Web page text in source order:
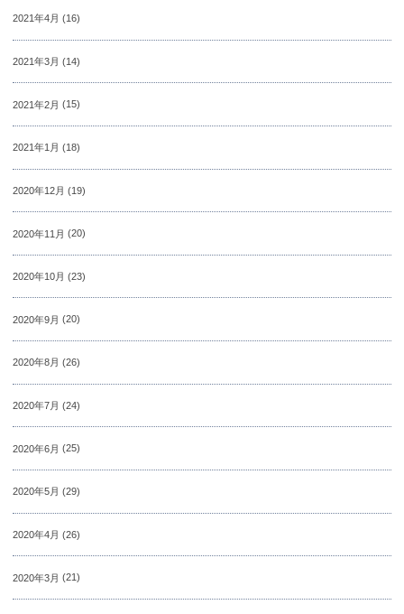
2021年4月 (16)
2021年3月 (14)
2021年2月 (15)
2021年1月 (18)
2020年12月 (19)
2020年11月 (20)
2020年10月 (23)
2020年9月 (20)
2020年8月 (26)
2020年7月 (24)
2020年6月 (25)
2020年5月 (29)
2020年4月 (26)
2020年3月 (21)